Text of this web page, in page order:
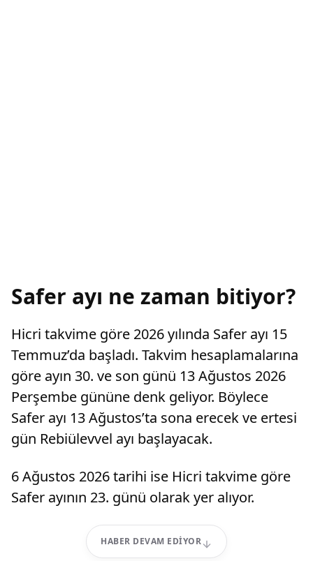
Safer ayı ne zaman bitiyor?
Hicri takvime göre 2026 yılında Safer ayı 15
Temmuz’da başladı. Takvim hesaplamalarına
göre ayın 30. ve son günü 13 Ağustos 2026
Perşembe gününe denk geliyor. Böylece
Safer ayı 13 Ağustos’ta sona erecek ve ertesi
gün Rebiülevvel ayı başlayacak.
6 Ağustos 2026 tarihi ise Hicri takvime göre
Safer ayının 23. günü olarak yer alıyor.
HABER DEVAM EDIYOR